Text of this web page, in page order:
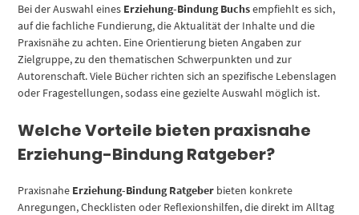
Bei der Auswahl eines Erziehung-Bindung Buchsempfiehlt es sich,
auf die fachliche Fundierung, die Aktualität der Inhalte und die
Praxisnähe zu achten. Eine Orientierung bieten Angaben zur
Zielgruppe, zu den thematischen Schwerpunkten und zur
Autorenschaft. Viele Bücher richten sich an spezifische Lebenslagen
oder Fragestellungen, sodass eine gezielte Auswahl möglich ist.
Welche Vorteile bieten praxisnahe
Erziehung-Bindung Ratgeber?
Praxisnahe Erziehung-Bindung Ratgeber bieten konkrete
Anregungen, Checklisten oder Reflexionshilfen, die direkt im Alltag